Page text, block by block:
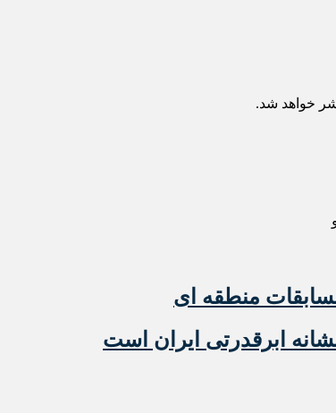
خواهد شد.
منطقه ای
ابرقدرتی ایران است